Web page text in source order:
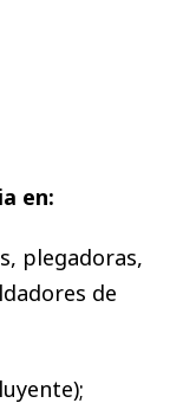
en:
plegadoras,
de